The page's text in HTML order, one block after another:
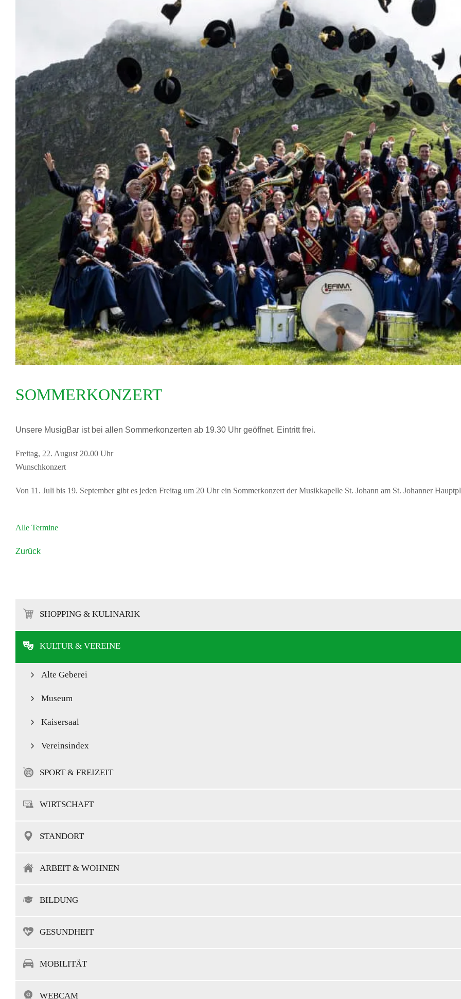
SOMMERKONZERT
Unsere MusigBar ist bei allen Sommerkonzerten ab 19.30 Uhr geöffnet. Eintritt frei.
Freitag, 22. August 20.00 Uhr
Wunschkonzert
Von 11. Juli bis 19. September gibt es jeden Freitag um 20 Uhr ein Sommerkonzert der Musikkapelle St. Johann am St. Johanner
Alle Termine
Zurück
SHOPPING & KULINARIK
KULTUR & VEREINE
Alte Geberei
Museum
Kaisersaal
Vereinsindex
SPORT & FREIZEIT
WIRTSCHAFT
STANDORT
ARBEIT & WOHNEN
BILDUNG
GESUNDHEIT
MOBILITÄT
WEBCAM